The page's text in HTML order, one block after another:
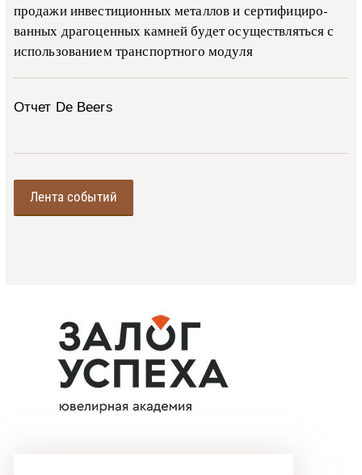
про­да­жи ин­ве­сти­ци­он­ных ме­тал­лов и сер­ти­фи­ци­ро­
ван­ных дра­го­цен­ных ка­м­ней бу­дет осу­ще­ств­лять­ся с
ис­поль­зо­ва­ни­ем тран­с­пор­т­но­го мо­ду­ля
Отчет De Beers
Лента событий